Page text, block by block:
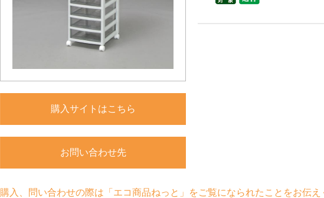
購入サイトはこちら
お問い合わせ先
購入、問い合わせの際は「エコ商品ねっと」をご覧になられたことをお伝え